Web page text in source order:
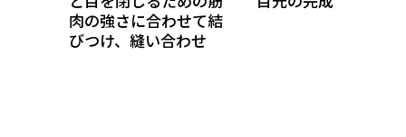
肉の強さに合わせて結
びつけ、縫い合わせ